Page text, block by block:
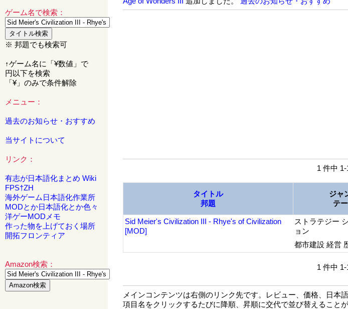
ゲーム名で検索：
※ 邦題でも検索可
↑ゲーム名に「¥数値」で
円以下を検索
「¥」のみで条件解除
メニュー：
過去のお知らせ・おすすめ
当サイトについて
リンク：
有志が日本語化まとめ Wiki
FPS†ZH
海外ゲーム日本語化作業所
MODとか日本語化とか色々
洋ゲーMODメモ
作った物を上げておく場所
開拓フロンティア
Amazon検索：
1 件中
タイトル
邦題
ジャ
テ
Sid Meier's Civilization III - Rhye's of Civilization
[MOD]
ストラテジー
ョン
都市建設 経営
1 件中
メインコンテンツは右側のリンク先です。レビュー、価格、日本
項目名をクリックするたびに降順、昇順に交代で並び替えることが